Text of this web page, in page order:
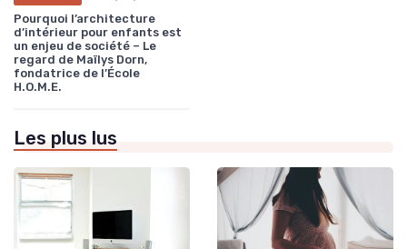
Pourquoi l’architecture
d’intérieur pour enfants est
un enjeu de société – Le
regard de Maïlys Dorn,
fondatrice de l’École
H.O.M.E.
Les plus lus